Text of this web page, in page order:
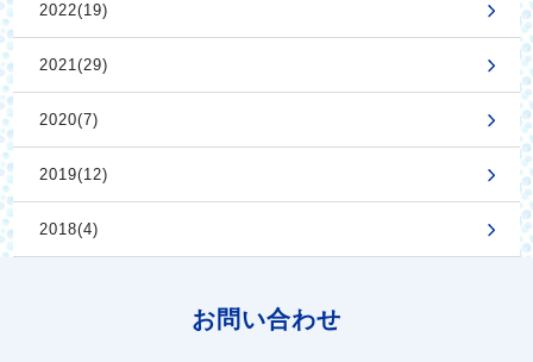
2022(19)
2021(29)
2020(7)
2019(12)
2018(4)
お問い合わせ